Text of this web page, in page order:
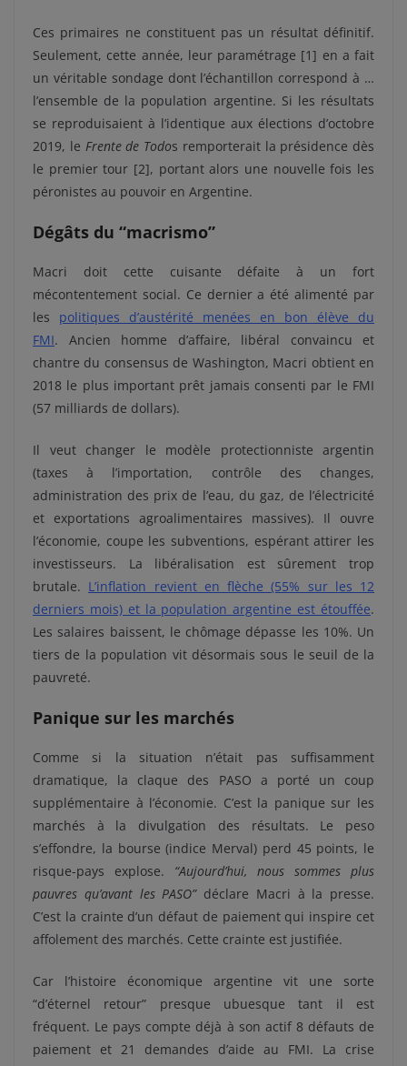
Ces primaires ne constituent pas un résultat définitif.
Seulement, cette année, leur paramétrage [1] en a fait
un véritable sondage dont l’échantillon correspond à …
l’ensemble de la population argentine. Si les résultats
se reproduisaient à l’identique aux élections d’octobre
2019, le Frente de Todos remporterait la présidence dès
le premier tour [2], portant alors une nouvelle fois les
péronistes au pouvoir en Argentine.
Dégâts du “macrismo”
Macri doit cette cuisante défaite à un fort
mécontentement social. Ce dernier a été alimenté par
les politiques d’austérité menées en bon élève du
FMI. Ancien homme d’affaire, libéral convaincu et
chantre du consensus de Washington, Macri obtient en
2018 le plus important prêt jamais consenti par le FMI
(57 milliards de dollars).
Il veut changer le modèle protectionniste argentin
(taxes à l’importation, contrôle des changes,
administration des prix de l’eau, du gaz, de l’électricité
et exportations agroalimentaires massives). Il ouvre
l’économie, coupe les subventions, espérant attirer les
investisseurs. La libéralisation est sûrement trop
brutale. L’inflation revient en flèche (55% sur les 12
derniers mois) et la population argentine est étouffée.
Les salaires baissent, le chômage dépasse les 10%. Un
tiers de la population vit désormais sous le seuil de la
pauvreté.
Panique sur les marchés
Comme si la situation n’était pas suffisamment
dramatique, la claque des PASO a porté un coup
supplémentaire à l’économie. C’est la panique sur les
marchés à la divulgation des résultats. Le peso
s’effondre, la bourse (indice Merval) perd 45 points, le
risque-pays explose. “Aujourd’hui, nous sommes plus
pauvres qu’avant les PASO”déclare Macri à la presse.
C’est la crainte d’un défaut de paiement qui inspire cet
affolement des marchés. Cette crainte est justifiée.
Car l’histoire économique argentine vit une sorte
“d’éternel retour” presque ubuesque tant il est
fréquent. Le pays compte déjà à son actif 8 défauts de
paiement et 21 demandes d’aide au FMI. La crise